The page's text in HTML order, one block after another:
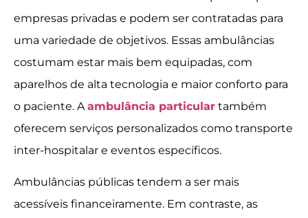
empresas privadas e podem ser contratadas para
uma variedade de objetivos. Essas ambulâncias
costumam estar mais bem equipadas, com
aparelhos de alta tecnologia e maior conforto para
o paciente. Aambulância particular também
oferecem serviços personalizados como transporte
inter-hospitalar e eventos específicos.
Ambulâncias públicas tendem a ser mais
acessíveis financeiramente. Em contraste, as